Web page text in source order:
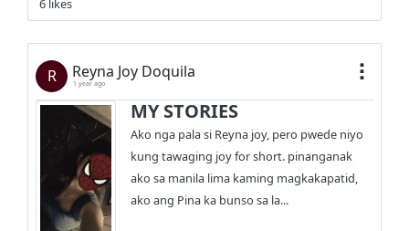
6 likes
R Reyna Joy Doquila
1 year ago
MY STORIES
Ako nga pala si Reyna joy, pero pwede niyo
kung tawaging joy for short. pinanganak
ako sa manila lima kaming magkakapatid,
ako ang Pina ka bunso sa la...